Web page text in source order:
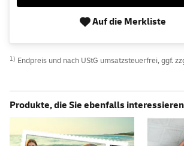
Auf die Merkliste
1) Endpreis und nach UStG umsatzsteuerfrei, ggf.
Produkte, die Sie ebenfalls